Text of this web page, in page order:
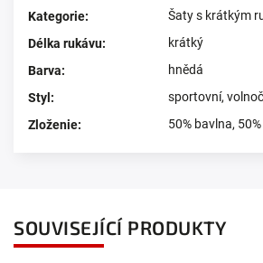
Kategorie:
Šaty s krátkým
Délka rukávu:
krátký
Barva:
hnědá
Styl : sportovní,
Zloženie: 50% bavlna,
SOUVISEJÍCÍ PRODUKTY